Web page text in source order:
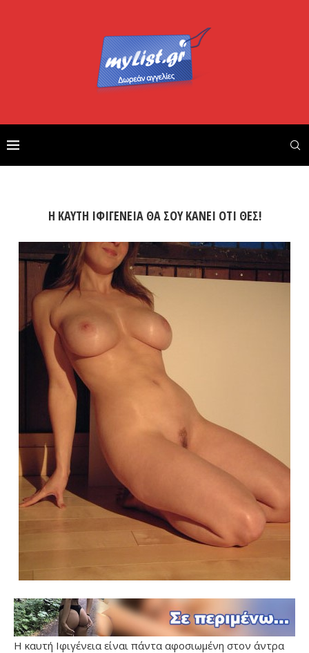
Η ΚΑΥΤΗ ΙΦΙΓΕΝΕΙΑ ΘΑ ΣΟΥ ΚΑΝΕΙ ΟΤΙ ΘΕΣ!
Η καυτή Ιφιγένεια είναι πάντα αφοσιωμένη στον άντρα